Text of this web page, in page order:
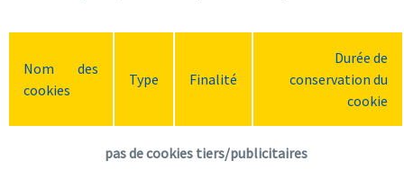
Nom des
cookies
Type Finalité
Durée de
conservation du
cookie
pas de cookies tiers/publicitaires